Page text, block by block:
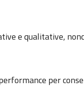
e qualitative,
per